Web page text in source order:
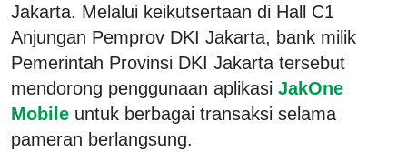
Jakarta. Melalui keikutsertaan di Hall C1
Anjungan Pemprov DKI Jakarta, bank milik
Pemerintah Provinsi DKI Jakarta tersebut
mendorong penggunaan aplikasi JakOne
Mobile untuk berbagai transaksi selama
pameran berlangsung.